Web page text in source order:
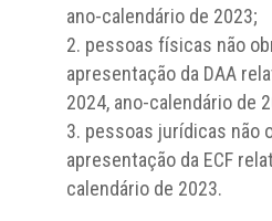
ano-calendário de 2023;
pessoas físicas não
apresentação da DAA
2024, ano-calendário de
pessoas jurídicas não
apresentação da ECF
calendário de 2023.